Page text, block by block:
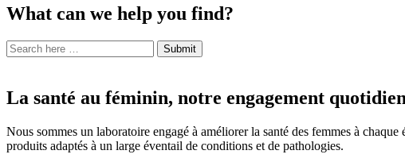
What can we help you find?
Search
site
Search
for:
Submit
La santé au féminin, notre engagement
Nous sommes un laboratoire engagé à améliorer la santé des femmes à
produits adaptés à un large éventail de conditions et de pathologies.